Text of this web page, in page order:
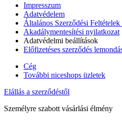
Impresszum
Adatvédelem
Általános Szerződési
Akadálymentesítési nyilatkozat
Adatvédelmi beállítások
Előfizetéses szerződés
Cég
További niceshops üzletek
Elállás a szerződéstől
Személyre szabott vásárlási élmény